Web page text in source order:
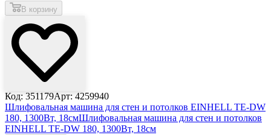
В корзину
Код: 351179Арт: 4259940
Шлифовальная машина для стен и потолков EINHELL TE-DW
180, 1300Вт, 18смШлифовальная машина для стен и потолков
EINHELL TE-DW 180, 1300Вт, 18см